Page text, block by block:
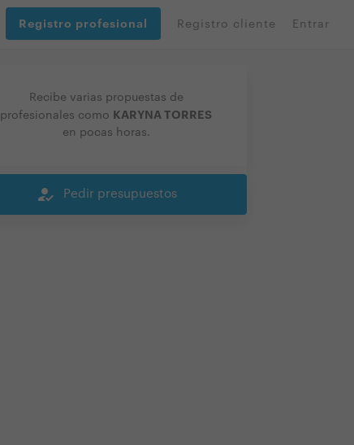
Registro profesional Registro cliente Entrar
Recibe varias propuestas de
profesionales como KARYNA TORRES
en pocas horas.
how_to_reg Pedir presupuestos